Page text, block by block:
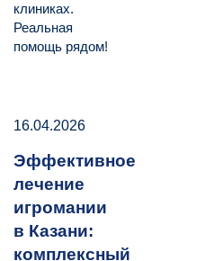
клиниках.
Реальная
помощь рядом!
16.04.2026
Эффективное
лечение
игромании
в Казани:
комплексный